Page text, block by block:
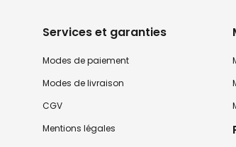
Services et garanties
Modes de paiement
Modes de livraison
CGV
Mentions légales